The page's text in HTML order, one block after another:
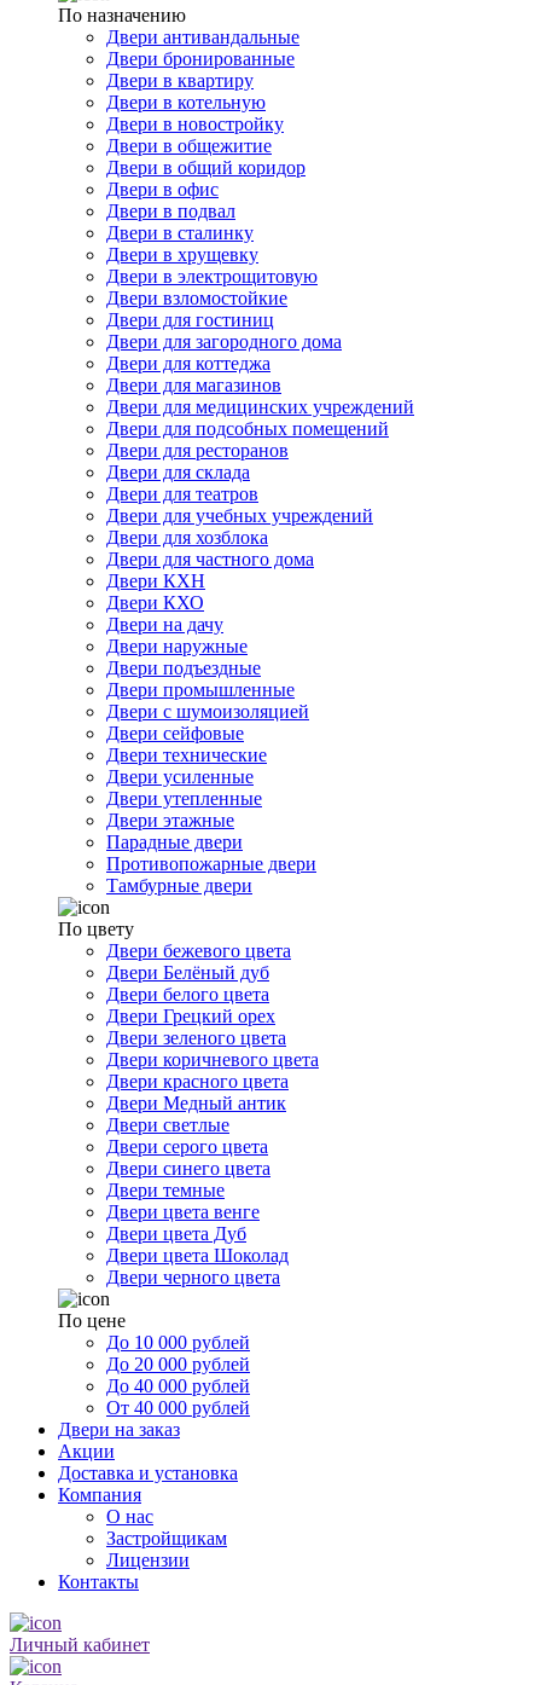
По назначению
Двери антивандальные
Двери бронированные
Двери в квартиру
Двери в котельную
Двери в новостройку
Двери в общежитие
Двери в общий коридор
Двери в офис
Двери в подвал
Двери в сталинку
Двери в хрущевку
Двери в электрощитовую
Двери взломостойкие
Двери для гостиниц
Двери для загородного дома
Двери для коттеджа
Двери для магазинов
Двери для медицинских учреждений
Двери для подсобных помещений
Двери для ресторанов
Двери для склада
Двери для театров
Двери для учебных учреждений
Двери для хозблока
Двери для частного дома
Двери КХН
Двери КХО
Двери на дачу
Двери наружные
Двери подъездные
Двери промышленные
Двери с шумоизоляцией
Двери сейфовые
Двери технические
Двери усиленные
Двери утепленные
Двери этажные
Парадные двери
Противопожарные двери
Тамбурные двери
По цвету
Двери бежевого цвета
Двери Белёный дуб
Двери белого цвета
Двери Грецкий орех
Двери зеленого цвета
Двери коричневого цвета
Двери красного цвета
Двери Медный антик
Двери светлые
Двери серого цвета
Двери синего цвета
Двери темные
Двери цвета венге
Двери цвета Дуб
Двери цвета Шоколад
Двери черного цвета
По цене
До 10 000 рублей
До 20 000 рублей
До 40 000 рублей
От 40 000 рублей
Двери на заказ
Акции
Доставка и установка
Компания
О нас
Застройщикам
Лицензии
Контакты
Личный кабинет